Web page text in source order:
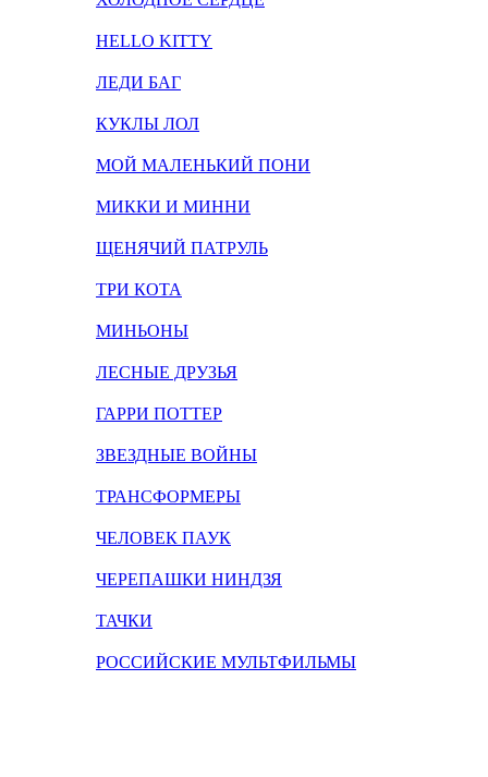
HELLO KITTY
ЛЕДИ БАГ
КУКЛЫ ЛОЛ
МОЙ МАЛЕНЬКИЙ ПОНИ
МИККИ И МИННИ
ЩЕНЯЧИЙ ПАТРУЛЬ
ТРИ КОТА
МИНЬОНЫ
ЛЕСНЫЕ ДРУЗЬЯ
ГАРРИ ПОТТЕР
ЗВЕЗДНЫЕ ВОЙНЫ
ТРАНСФОРМЕРЫ
ЧЕЛОВЕК ПАУК
ЧЕРЕПАШКИ НИНДЗЯ
ТАЧКИ
РОССИЙСКИЕ МУЛЬТФИЛЬМЫ